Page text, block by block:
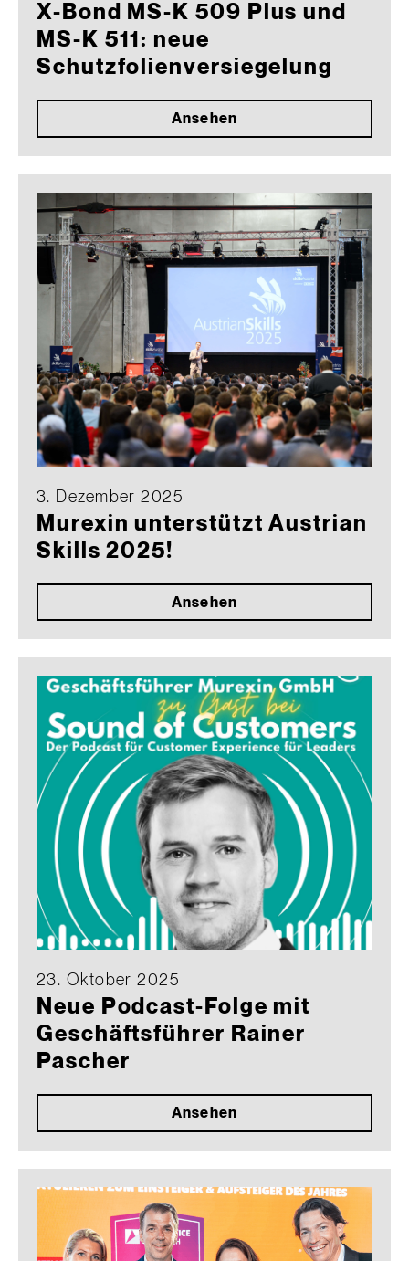
X-Bond MS-K 509 Plus und
MS-K 511: neue
Schutzfolienversiegelung
Ansehen
3. Dezember 2025
Murexin unterstützt Austrian
Skills 2025!
Ansehen
23. Oktober 2025
Neue Podcast-Folge mit
Geschäftsführer Rainer
Pascher
Ansehen